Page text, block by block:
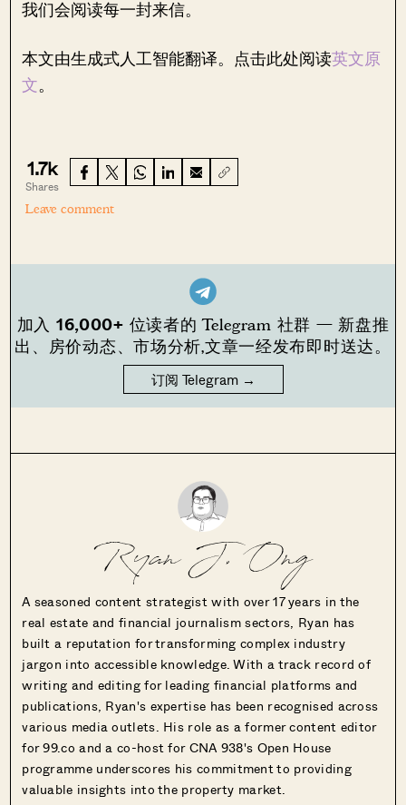
我们会阅读每一封来信。
本文由生成式人工智能翻译。点击此处阅读英文原
文。
1.7k
Shares
Leave comment
加入 16,000+ 位读者的 Telegram 社群 — 新盘推
出、房价动态、市场分析,文章一经发布即时送达。
订阅 Telegram →
Ryan J. Ong
A seasoned content strategist with over 17 years in the
real estate and financial journalism sectors, Ryan has
built a reputation for transforming complex industry
jargon into accessible knowledge. With a track record of
writing and editing for leading financial platforms and
publications, Ryan's expertise has been recognised across
various media outlets. His role as a former content editor
for 99.co and a co-host for CNA 938's Open House
programme underscores his commitment to providing
valuable insights into the property market.